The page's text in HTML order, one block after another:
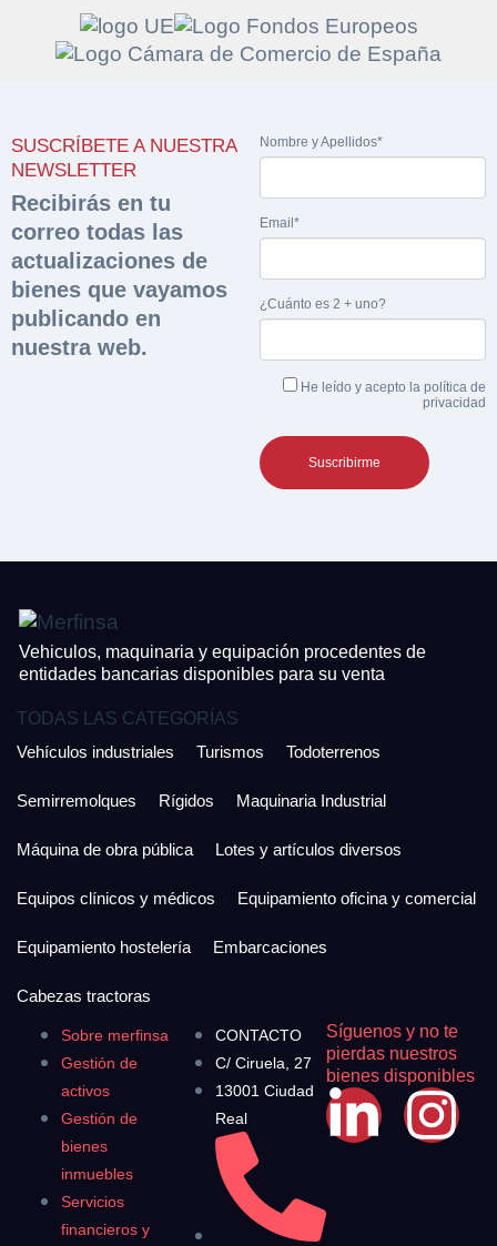
SUSCRÍBETE A NUESTRA
NEWSLETTER
Recibirás en tu
correo todas las
actualizaciones de
bienes que vayamos
publicando en
nuestra web.
Nombre y Apellidos*
Email*
¿Cuánto es 2 + uno?
He leído y acepto la política de
privacidad
Vehiculos, maquinaria y equipación procedentes de
entidades bancarias disponibles para su venta
Sobre merfinsa
Gestión de
activos
Gestión de
bienes
inmuebles
Servicios
financieros y
CONTACTO
C/ Ciruela, 27
13001 Ciudad
Real
Síguenos y no te
pierdas nuestros
bienes disponibles
TODAS LAS CATEGORÍAS
Vehículos industriales
Turismos Todoterrenos
Semirremolques Rígidos Maquinaria Industrial
Máquina de obra pública Lotes y artículos diversos
Equipos clínicos y médicos Equipamiento oficina y comercial
Equipamiento hostelería Embarcaciones
Cabezas tractoras
Solicitar
documentación
sobre la peritación
Rellene este formulario y recibirá en su email el
enlace para descargar la documentación
Nombre y Apellidos*
Acepto la
Hacer Oferta
Razón social*
Teléfono*
Nombre y Apellidos*
continuación confirma que estás de acuerdo con ambas.
Sobre Merfinsa
Venta de bienes muebles